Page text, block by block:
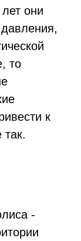
они
то
к
-